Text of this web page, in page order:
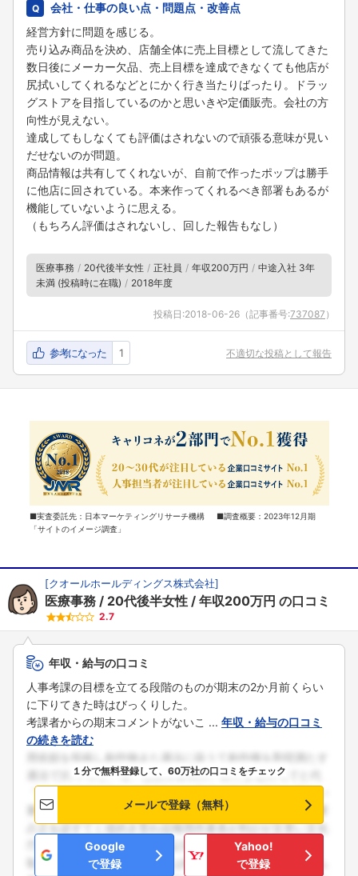
会社・仕事の良い点・問題点・改善点
経営方針に問題を感じる。
売り込み商品を決め、店舗全体に売上目標として流してきた
数日後にメーカー欠品、売上目標を達成できなくても他店が
尻拭いしてくれるなどとにかく行き当たりばったり。ドラッ
グストアを目指しているのかと思いきや定価販売。会社の方
向性が見えない。
達成してもしなくても評価はされないので頑張る意味が見い
だせないのが問題。
商品情報は共有してくれないが、自前で作ったポップは勝手
に他店に回されている。本来作ってくれるべき部署もあるが
機能していないように思える。
（もちろん評価はされないし、回した報告もなし）
医療事務 20代後半女性 正社員 年収200万円
中途入社 3年
未満 (投稿時に在職)
2018年度
投稿日:2018-06-26 （記事番号:737087 ）
参考になった 1 不適切な投稿として報告
■実査委託先：日本マーケティングリサーチ機構 ■調査概要：2023年12月期
「サイトのイメージ調査」
[クオールホールディングス株式会社]
医療事務 20代後半女性 年収200万円 の口コミ
2.7
年収・給与の口コミ
人事考課の目標を立てる段階のものが期末の2か月前くらい
に下りてきた時はびっくりした。
考課者からの期末コメントがないこ ... 年収・給与の口コミ
の続きを読む
１分で無料登録して、60万社の口コミをチェック
メールで登録（無料）
Google
で登録
Yahoo!
で登録